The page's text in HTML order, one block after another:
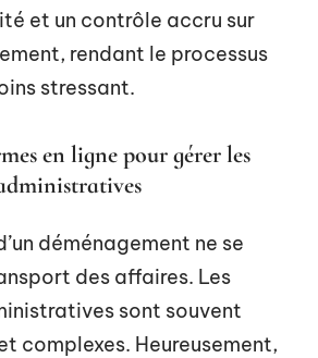
et un contrôle accru sur
rendant le processus
stressant.
en ligne pour gérer les
déménagement ne se
des affaires. Les
sont souvent
complexes. Heureusement,